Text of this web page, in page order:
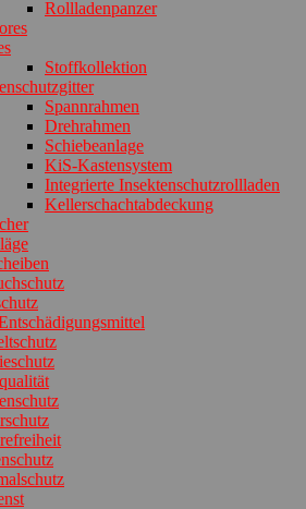
Rollladenpanzer
Stoffkollektion
Spannrahmen
Drehrahmen
Schiebeanlage
KiS-Kastensystem
Integrierte Insektenschutzrollladen
Kellerschachtabdeckung